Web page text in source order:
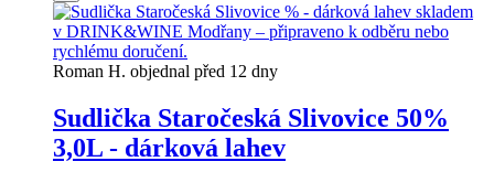
Roman H. objednal před 12 dny
Sudlička Staročeská Slivovice 50%
3,0L - dárková lahev